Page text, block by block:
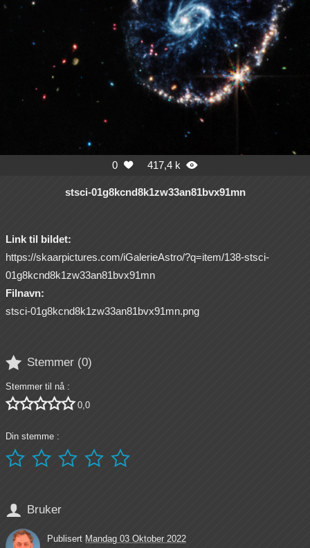
0  417,4 k 
stsci-01g8kcnd8k1zw33an81bvx91mn
Link til bildet:
https://skaarpictures.com/iGalerieAstro/?q=item/138-stsci-
01g8kcnd8k1zw33an81bvx91mn
Filnavn:
stsci-01g8kcnd8k1zw33an81bvx91mn.png
 Stemmer (0)
Stemmer til nå :
 0,0
Din stemme :
    
 Bruker
Publisert Mandag 03 Oktober 2022